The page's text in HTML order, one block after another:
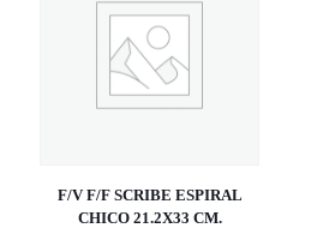
F/V F/F SCRIBE ESPIRAL
CHICO 21.2X33 CM.